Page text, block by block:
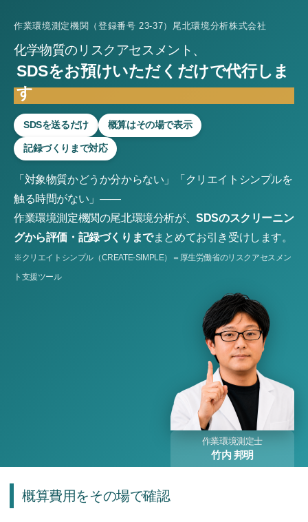
作業環境測定機関（登録番号 23-37）尾北環境分析株式会社
化学物質のリスクアセスメント、
SDSをお預けいただくだけで代行しま
す
SDSを送るだけ 概算はその場で表示
記録づくりまで対応
「対象物質かどうか分からない」「クリエイトシンプルを
触る時間がない」——
作業環境測定機関の尾北環境分析が、SDSのスクリーニン
グから評価・記録づくりまでまとめてお引き受けします。
※クリエイトシンプル（CREATE-SIMPLE）＝厚生労働省のリスクアセスメン
ト支援ツール
作業環境測定士
竹内 邦明
概算費用をその場で確認